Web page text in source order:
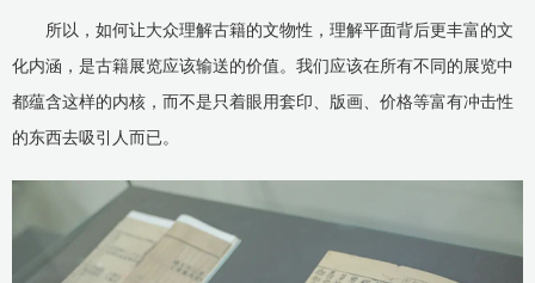
所以，如何让大众理解古籍的文物性，理解平面背后更丰富的文
化内涵，是古籍展览应该输送的价值。我们应该在所有不同的展览中
都蕴含这样的内核，而不是只着眼用套印、版画、价格等富有冲击性
的东西去吸引人而已。